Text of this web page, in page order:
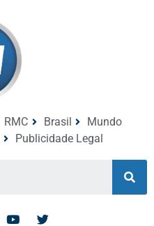
RMC Brasil
Mundo
Publicidade Legal